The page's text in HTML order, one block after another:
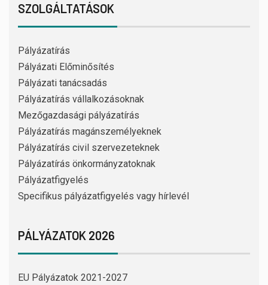
SZOLGÁLTATÁSOK
Pályázatírás
Pályázati Előminősítés
Pályázati tanácsadás
Pályázatírás vállalkozásoknak
Mezőgazdasági pályázatírás
Pályázatírás magánszemélyeknek
Pályázatírás civil szervezeteknek
Pályázatírás önkormányzatoknak
Pályázatfigyelés
Specifikus pályázatfigyelés vagy hírlevél
PÁLYÁZATOK 2026
EU Pályázatok 2021-2027